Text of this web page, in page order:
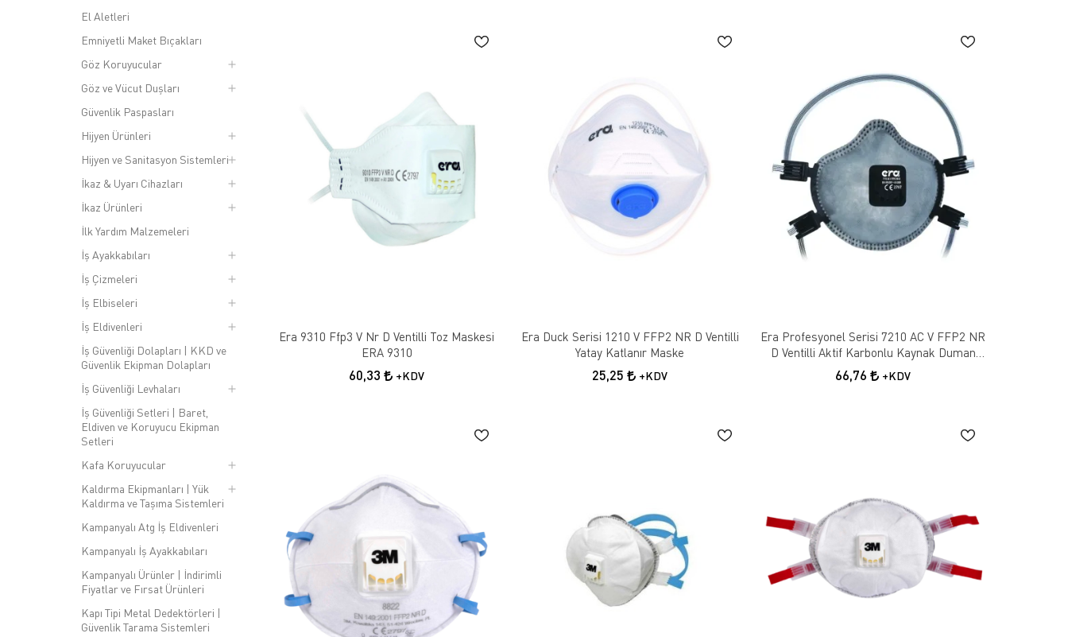
El Aletleri
Emniyetli Maket Bıçakları
Göz Koruyucular
Göz ve Vücut Duşları
Güvenlik Paspasları
Hijyen Ürünleri
Hijyen ve Sanitasyon Sistemleri
İkaz & Uyarı Cihazları
İkaz Ürünleri
İlk Yardım Malzemeleri
İş Ayakkabıları
İş Çizmeleri
İş Elbiseleri
İş Eldivenleri
İş Güvenliği Dolapları | KKD ve
Güvenlik Ekipman Dolapları
İş Güvenliği Levhaları
İş Güvenliği Setleri | Baret,
Eldiven ve Koruyucu Ekipman
Setleri
Kafa Koruyucular
Kaldırma Ekipmanları | Yük
Kaldırma ve Taşıma Sistemleri
Kampanyalı Atg İş Eldivenleri
Kampanyalı İş Ayakkabıları
Kampanyalı Ürünler | İndirimli
Fiyatlar ve Fırsat Ürünleri
Kapı Tipi Metal Dedektörleri |
Güvenlik Tarama Sistemleri
Era 9310 Ffp3 V Nr D Ventilli Toz Maskesi
ERA 9310
60,33 +KDV
Era Duck Serisi 1210 V FFP2 NR D Ventilli
Yatay Katlanır Maske
25,25 +KDV
Era Profesyonel Serisi 7210 AC V FFP2 NR
D Ventilli Aktif Karbonlu Kaynak Duman
Koku ve Toza Uygun Maske
66,76 +KDV